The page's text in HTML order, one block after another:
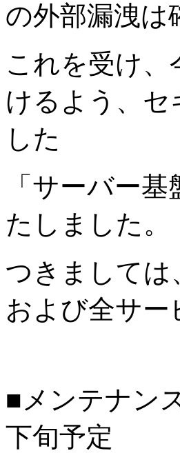
の外部漏洩は
これを受け
けるよう、セ
した
「サーバー
たしました。
つきましては
および全サ
■メンテナン
下旬予定